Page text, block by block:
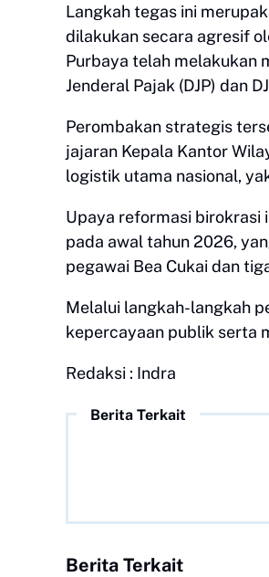
​Langkah tegas ini
dilakukan secara agresif
Purbaya telah melakukan
Jenderal Pajak (DJP) dan
​Perombakan strategis
jajaran Kepala Kantor
logistik utama nasional,
​Upaya reformasi birokrasi
pada awal tahun 2026,
pegawai Bea Cukai dan
​Melalui langkah-langkah
kepercayaan publik serta
Redaksi : Indra
Berita Terkait
Berita Terkait